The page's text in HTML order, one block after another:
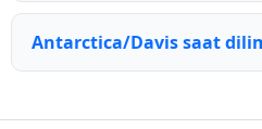
Antarctica/Davis saat